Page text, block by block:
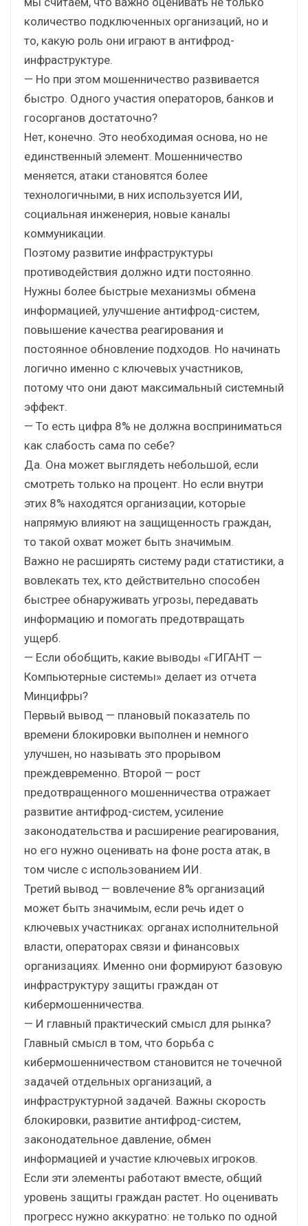
количество подключенных организаций, но и
то, какую роль они играют в антифрод-
инфраструктуре.
— Но при этом мошенничество развивается
быстро. Одного участия операторов, банков и
госорганов достаточно?
Нет, конечно. Это необходимая основа, но не
единственный элемент. Мошенничество
меняется, атаки становятся более
технологичными, в них используется ИИ,
социальная инженерия, новые каналы
коммуникации.
Поэтому развитие инфраструктуры
противодействия должно идти постоянно.
Нужны более быстрые механизмы обмена
информацией, улучшение антифрод-систем,
повышение качества реагирования и
постоянное обновление подходов. Но начинать
логично именно с ключевых участников,
потому что они дают максимальный системный
эффект.
— То есть цифра 8% не должна восприниматься
как слабость сама по себе?
Да. Она может выглядеть небольшой, если
смотреть только на процент. Но если внутри
этих 8% находятся организации, которые
напрямую влияют на защищенность граждан,
то такой охват может быть значимым.
Важно не расширять систему ради статистики, а
вовлекать тех, кто действительно способен
быстрее обнаруживать угрозы, передавать
информацию и помогать предотвращать
ущерб.
— Если обобщить, какие выводы «ГИГАНТ —
Компьютерные системы» делает из отчета
Минцифры?
Первый вывод — плановый показатель по
времени блокировки выполнен и немного
улучшен, но называть это прорывом
преждевременно. Второй — рост
предотвращенного мошенничества отражает
развитие антифрод-систем, усиление
законодательства и расширение реагирования,
но его нужно оценивать на фоне роста атак, в
том числе с использованием ИИ.
Третий вывод — вовлечение 8% организаций
может быть значимым, если речь идет о
ключевых участниках: органах исполнительной
власти, операторах связи и финансовых
организациях. Именно они формируют базовую
инфраструктуру защиты граждан от
кибермошенничества.
— И главный практический смысл для рынка?
Главный смысл в том, что борьба с
кибермошенничеством становится не точечной
задачей отдельных организаций, а
инфраструктурной задачей. Важны скорость
блокировки, развитие антифрод-систем,
законодательное давление, обмен
информацией и участие ключевых игроков.
Если эти элементы работают вместе, общий
уровень защиты граждан растет. Но оценивать
прогресс нужно аккуратно: не только по одной